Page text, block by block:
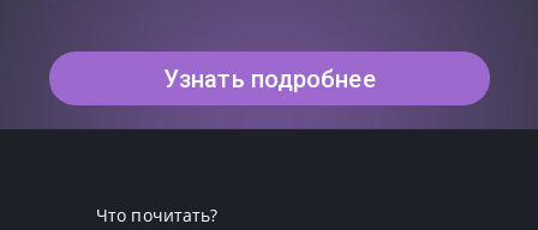
Узнать подробнее
Что почитать?